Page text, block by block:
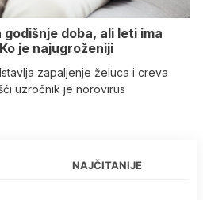
doba, ali leti ima
je najugroženiji
zapaljenje želuca i creva
uzročnik je norovirus
NAJČITANIJE